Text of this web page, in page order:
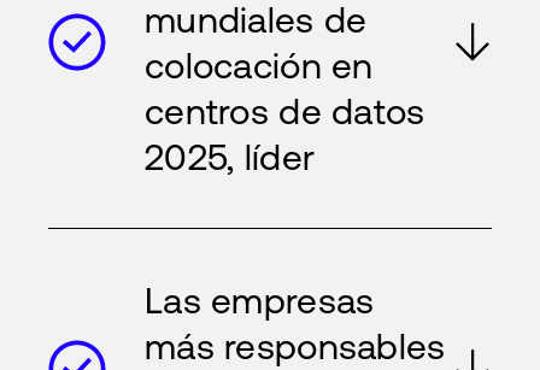
mundiales de
colocación en
centros de datos
2025, líder
Las empresas
más responsables